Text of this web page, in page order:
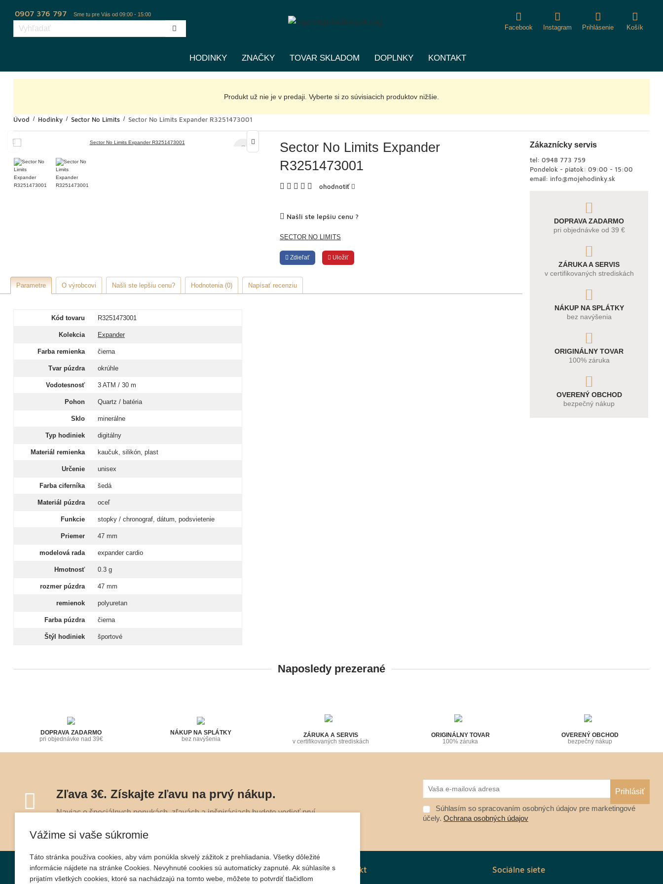
0907 376 797 Sme tu pre Vás od 09:00 - 15:00
Facebook Instagram Prihlásenie Košík
HODINKY ZNAČKY TOVAR SKLADOM DOPLNKY KONTAKT
Produkt už nie je v predaji. Vyberte si zo súvisiacich produktov nižšie.
Úvod Hodinky Sector No Limits Sector No Limits Expander R3251473001
Sector No Limits Expander
R3251473001
ohodnotiť
Našli ste lepšiu cenu ?
SECTOR NO LIMITS
Zdieľať Uložiť
Parametre O výrobcovi Našli ste lepšiu cenu? Hodnotenia (0) Napísať recenziu
Kód tovaru R3251473001
Kolekcia Expander
Farba remienka čierna
Tvar púzdra okrúhle
Vodotesnosť 3 ATM / 30 m
Pohon Quartz / batéria
Sklo minerálne
Typ hodiniek digitálny
Materiál remienka kaučuk, silikón, plast
Určenie unisex
Farba ciferníka šedá
Materiál púzdra oceľ
Funkcie stopky / chronograf, dátum, podsvietenie
Priemer 47 mm
modelová rada expander cardio
Hmotnosť 0.3 g
rozmer púzdra 47 mm
remienok polyuretan
Farba púzdra čierna
Štýl hodiniek športové
Zákaznícky servis
tel: 0948 773 759
Pondelok - piatok: 09:00 - 15:00
email: info@mojehodinky.sk
DOPRAVA ZADARMO
pri objednávke od 39 €
ZÁRUKA A SERVIS
v certifikovaných strediskách
NÁKUP NA SPLÁTKY
bez navýšenia
ORIGINÁLNY TOVAR
100% záruka
OVERENÝ OBCHOD
bezpečný nákup
Naposledy prezerané
DOPRAVA ZADARMO
pri objednávke nad 39€
NÁKUP NA SPLÁTKY
bez navýšenia
ZÁRUKA A SERVIS
v certifikovaných strediskách
ORIGINÁLNY TOVAR
100% záruka
OVERENÝ OBCHOD
bezpečný nákup
Zľava 3€. Získajte zľavu na prvý nákup.
Naviac o špeciálnych ponukách, zľavách a inšpiráciach budete vedieť prví.
Súhlasím so spracovaním osobných údajov pre marketingové
účely. Ochrana osobných údajov
O nákupe Informácie Kontakt Sociálne siete
Vážime si vaše súkromie
Táto stránka používa cookies, aby vám ponúkla skvelý zážitok z prehliadania. Všetky dôležité
informácie nájdete na stránke Cookies. Nevyhnuté cookies sú automaticky zapnuté. Ak súhlasíte s
prijatím všetkých cookies, ktoré sa nachádzajú na tomto webe, môžete to potvrdiť tlačidlom